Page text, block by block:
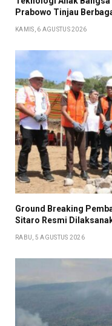
Prabowo Tinjau
KAMIS, 6 AGUSTUS 2026
Ground Breaking
Sitaro Resmi
RABU, 5 AGUSTUS 2026